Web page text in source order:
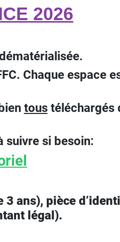
2026
Chaque espace
toustéléchargés
suivre si besoin:
ans), pièce
légal).